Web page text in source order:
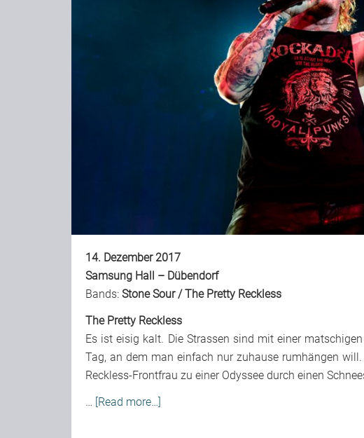
14. Dezember 2017
Samsung Hall – Dübendorf
Bands: Stone Sour/The Pretty Reckless
The Pretty Reckless
Es ist eisig kalt. Die Strassen sind mit einer
Tag, an dem man einfach nur zuhause rumhängen
Reckless-Frontfrau zu einer Odyssee durch einen
… [Read more…]